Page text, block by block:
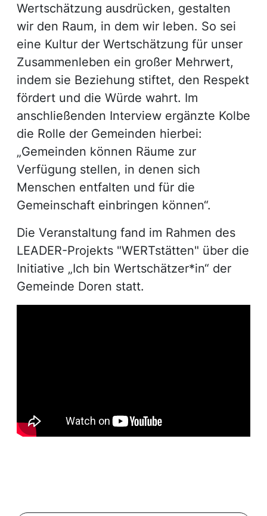
Wertschätzung ausdrücken, gestalten
wir den Raum, in dem wir leben. So sei
eine Kultur der Wertschätzung für unser
Zusammenleben ein großer Mehrwert,
indem sie Beziehung stiftet, den Respekt
fördert und die Würde wahrt. Im
anschließenden Interview ergänzte Kolbe
die Rolle der Gemeinden hierbei:
„Gemeinden können Räume zur
Verfügung stellen, in denen sich
Menschen entfalten und für die
Gemeinschaft einbringen können“.
Die Veranstaltung fand im Rahmen des
LEADER-Projekts "WERTstätten" über die
Initiative „Ich bin Wertschätzer*in“ der
Gemeinde Doren statt.